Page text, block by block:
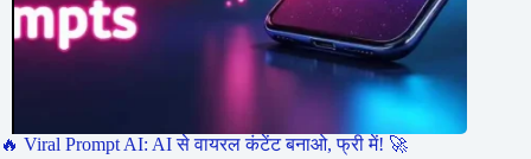
🔥 Viral Prompt AI: AI से वायरल कंटेंट बनाओ, फ्री में! 🚀